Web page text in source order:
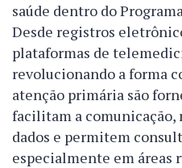
saúde dentro do
Desde registros
plataformas de
revolucionando a forma
atenção primária são
facilitam a comunicação,
dados e permitem
especialmente em áreas